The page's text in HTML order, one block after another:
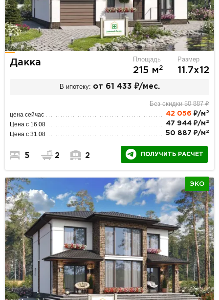
Дакка Площадь
215 м2
Размер
11.7х12
В ипотеку: от 61 433 ₽/мес.
Без скидки 50 887 ₽
цена сейчас 42 056 ₽/м 2
Цена с 16.08 47 944 ₽/м 2
Цена с 31.08 50 887 ₽/м 2
5 2 2 ПОЛУЧИТЬ РАСЧЕТ
ЭКО